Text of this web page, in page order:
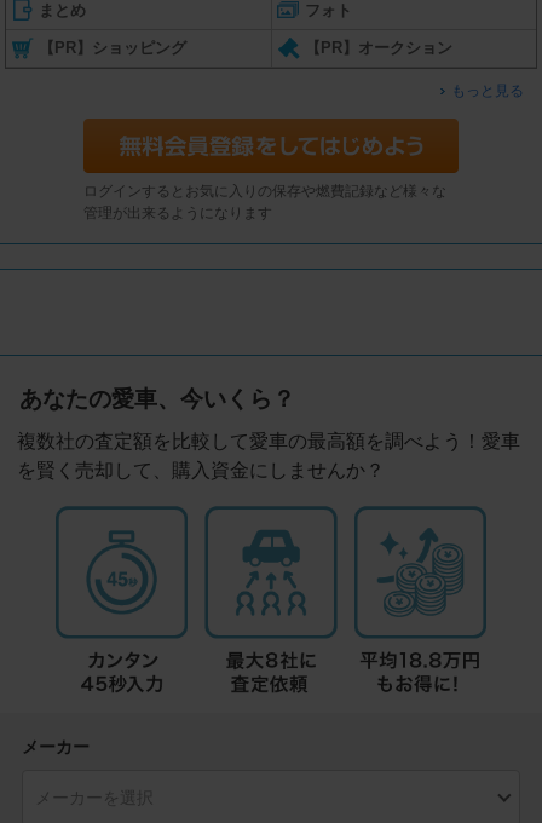
まとめ フォト
【PR】ショッピング 【PR】オークション
もっと見る
ログインするとお気に入りの保存や燃費記録など様々な
管理が出来るようになります
あなたの愛車、今いくら？
複数社の査定額を比較して愛車の最高額を調べよう！愛車
を賢く売却して、購入資金にしませんか？
メーカー